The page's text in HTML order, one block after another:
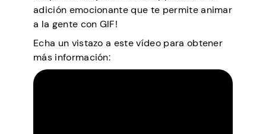
adición emocionante que te permite animar
a la gente con GIF!
Echa un vistazo a este vídeo para obtener
más información: